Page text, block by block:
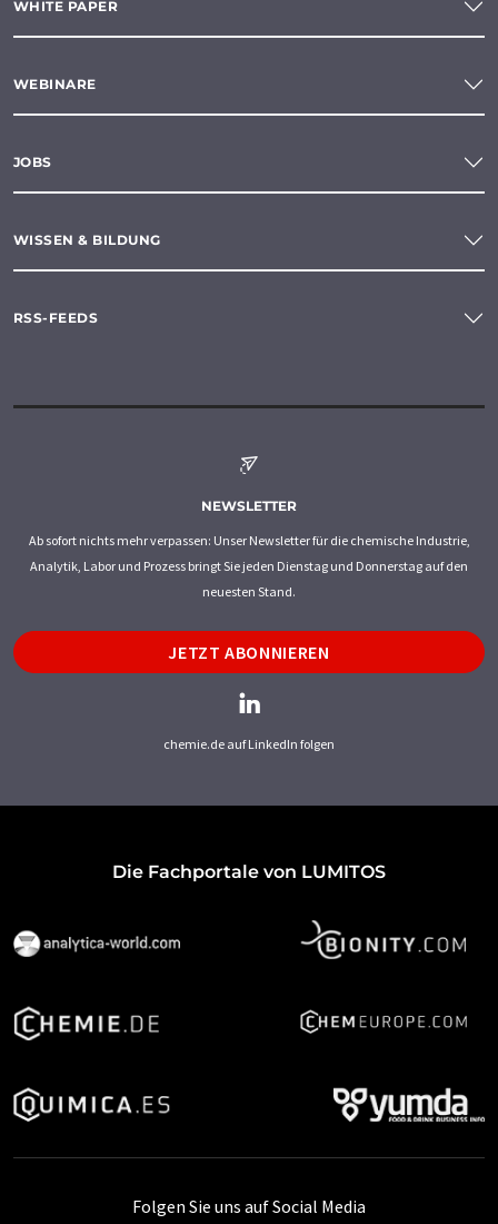
WHITE PAPER
WEBINARE
JOBS
WISSEN & BILDUNG
RSS-FEEDS
NEWSLETTER
Ab sofort nichts mehr verpassen: Unser Newsletter für die chemische Industrie,
Analytik, Labor und Prozess bringt Sie jeden Dienstag und Donnerstag auf den
neuesten Stand.
JETZT ABONNIEREN
chemie.de auf LinkedIn folgen
Die Fachportale von LUMITOS
Folgen Sie uns auf Social Media